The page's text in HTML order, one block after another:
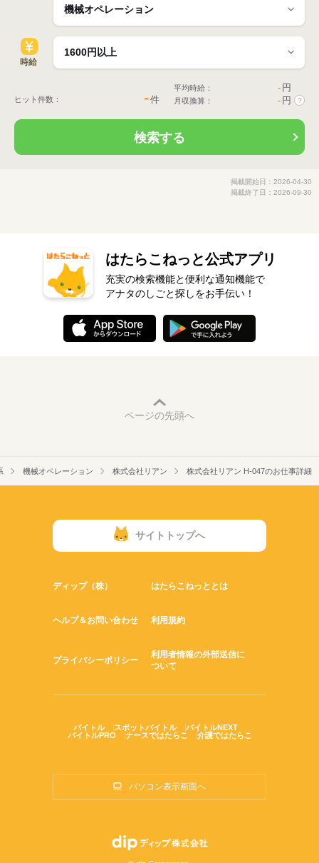
時給
ヒット件数： -件
平均時給： - 円
月収換算： - 円 ?
検索する
掲載開始日：2026-04-30
掲載終了日：2026-09-30
はたらこねっと公式アプリ
充実の検索機能と便利な通知機能で
アナタのしごと探しをお手伝い！
ページの先頭へ
機械オペレーション 株式会社リアン 株式会社リアン H-047のお仕事詳細
サイトトップへ
ディップ（株） はたらこねっととは
ヘルプ＆お問い合わせ 利用規約
プライバシーポリシー
利用者情報の外部送信に
ついて
バイトル スポットバイトル
バイトルNEXT
バイトルPRO
ナースではたらこ 介護ではたらこ
パソコン表示画面へ